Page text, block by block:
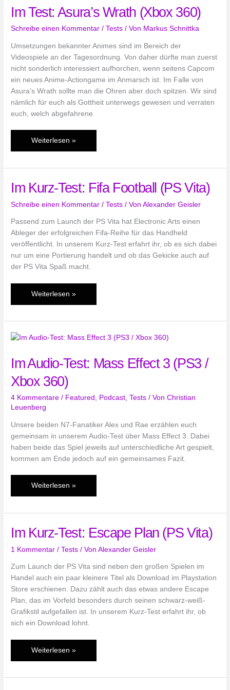
Golf
Vita)
Im Test: Asura’s Wrath (Xbox 360)
Schreibe einen Kommentar /Tests / Von Markus Schnittka
Umsetzungen bekannter Animes sind im Bereich der
Videospiele an der Tagesordnung. Von daher dürfte man zuerst
nicht sonderlich interessiert aufhorchen, wenn seitens Capcom
ein neues Anime-Actiongame im Anmarsch ist. Im Falle von
Asura’s Wrath sollte man die Ohren aber doch spitzen. Wir sind
nämlich für euch als Gottheit unterwegs gewesen und verraten
euch, welch abgefahrene
Im
Test:
(Xbox
Weiterlesen »
Im Kurz-Test: Fifa Football (PS Vita)
Schreibe einen Kommentar /Tests / VonAlexander Geisler
Passend zum Launch der PS Vita hat Electronic Arts einen
Ableger der erfolgreichen Fifa-Reihe für das Handheld
veröffentlicht. In unserem Kurz-Test erfahrt ihr, ob es sich dabei
nur um eine Portierung handelt und ob das Gekicke auch auf
der PS Vita Spaß macht.
Im
Kurz-
Football
Vita)
Weiterlesen »
Im Audio-Test: Mass Effect 3 (PS3 /
Xbox 360)
4 Kommentare / Featured , Podcast,Tests / VonChristian
Leuenberg
Unsere beiden N7-Fanatiker Alex und Rae erzählen euch
gemeinsam in unserem Audio-Test über Mass Effect 3. Dabei
haben beide das Spiel jeweils auf unterschiedliche Art gespielt,
kommen am Ende jedoch auf ein gemeinsames Fazit.
Im
Audio-
Effect
(PS3
/
Xbox
360)
Weiterlesen »
Im Kurz-Test: Escape Plan (PS Vita)
1 Kommentar /Tests / VonAlexander Geisler
Zum Launch der PS Vita sind neben den großen Spielen im
Handel auch ein paar kleinere Titel als Download im Playstation
Store erschienen. Dazu zählt auch das etwas andere Escape
Plan, das im Vorfeld besonders durch seinen schwarz-weiß-
Grafikstil aufgefallen ist. In unserem Kurz-Test erfahrt ihr, ob
sich ein Download lohnt.
Im
Kurz-
Weiterlesen »